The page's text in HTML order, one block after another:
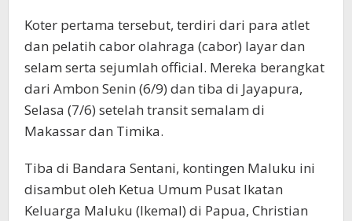
Koter pertama tersebut, terdiri dari para atlet
dan pelatih cabor olahraga (cabor) layar dan
selam serta sejumlah official. Mereka berangkat
dari Ambon Senin (6/9) dan tiba di Jayapura,
Selasa (7/6) setelah transit semalam di
Makassar dan Timika.
Tiba di Bandara Sentani, kontingen Maluku ini
disambut oleh Ketua Umum Pusat Ikatan
Keluarga Maluku (Ikemal) di Papua, Christian